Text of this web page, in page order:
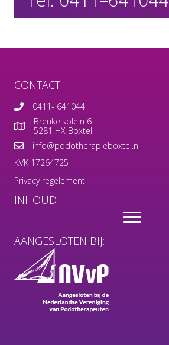
CONTACT
0411- 641044
Breukelsplein 6
5281 HX Boxtel
info@podotherapieboxtel.nl
KVK 17264725
Privacy regelement
INHOUD
AANGESLOTEN BIJ: